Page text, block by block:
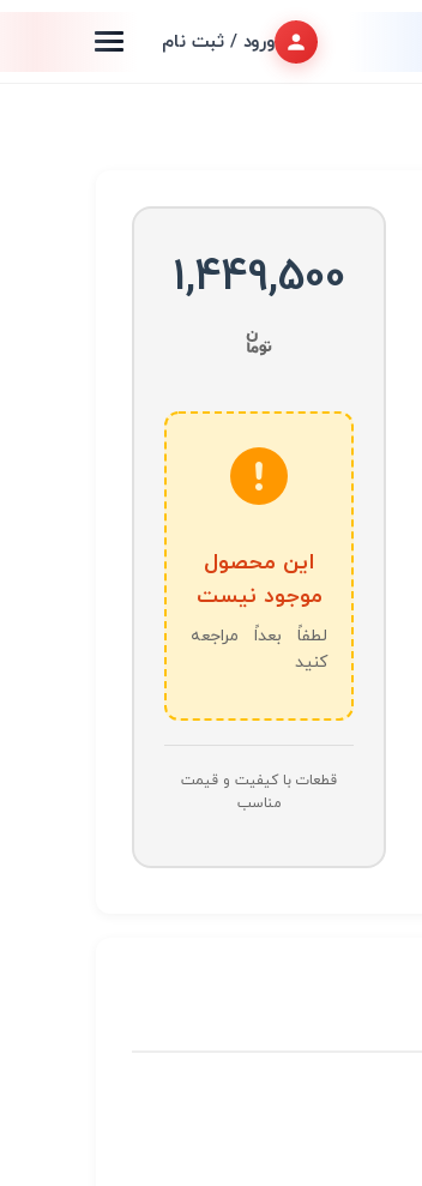
ورود / ثبت نام
1,449,500
این محصول
موجود نیست
لطفاً بعداً مراجعه
کنید
قطعات با کیفیت و قیمت
مناسب